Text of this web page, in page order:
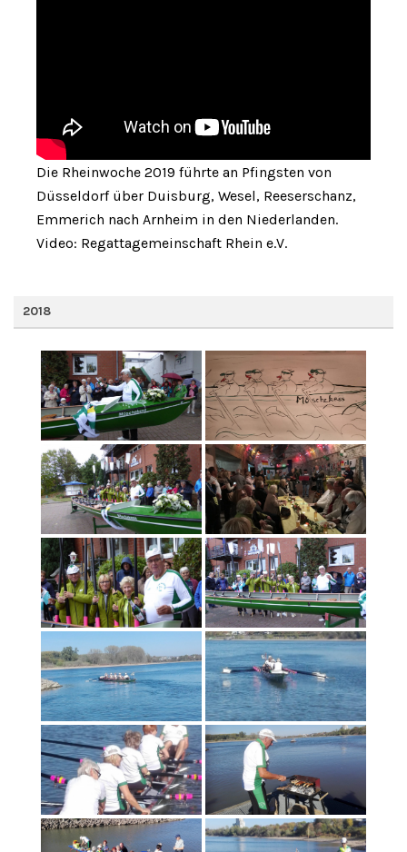
Die Rheinwoche 2019 führte an Pfingsten von
Düsseldorf über Duisburg, Wesel, Reeserschanz,
Emmerich nach Arnheim in den Niederlanden.
Video: Regattagemeinschaft Rhein e.V.
2018